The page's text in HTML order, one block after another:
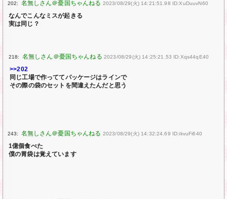
202: 2023/08/29(火) 14:21:51.98 ID:XuDuuvN60
なんでこんなミスが起きる
実は同じ？
218: 2023/08/29(火) 14:25:21.53 ID:Xqs44qE40
>>202
同じ工場で作っててパッケージはラインで
その際の袋のセットを間違えたんだと思う
243: 2023/08/29(火) 14:32:24.69 ID:ikvuFi640
1億個食べた
僕の胃袋は覚えています